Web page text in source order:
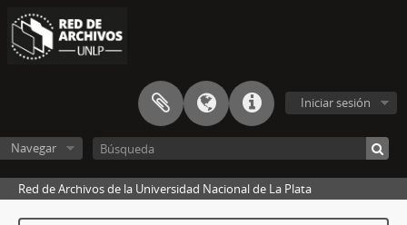
Iniciar sesión
Navegar
Red de Archivos de la Universidad Nacional de La Plata